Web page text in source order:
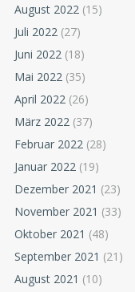
August 2022 (15)
Juli 2022 (27)
Juni 2022 (18)
Mai 2022 (35)
April 2022 (26)
März 2022 (37)
Februar 2022 (28)
Januar 2022 (19)
Dezember 2021 (23)
November 2021 (33)
Oktober 2021 (48)
September 2021 (21)
August 2021 (10)